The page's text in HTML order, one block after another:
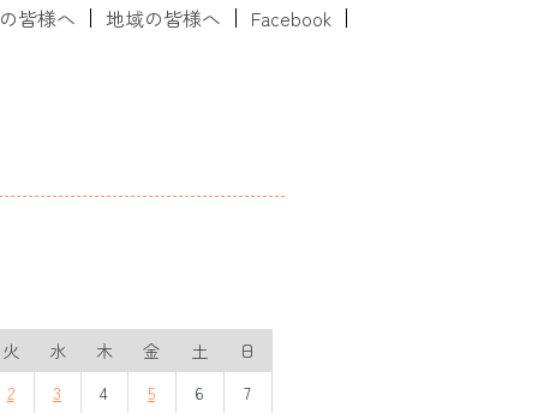
皆様へ 地域の皆様へ Facebook
火 水 木 金 土
日
2 3 4 5 6
7